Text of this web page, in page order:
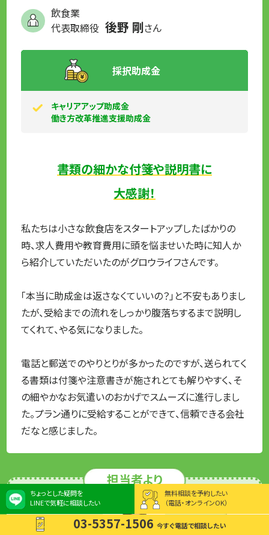
ちょっとした疑問を
LINEで気軽に相談したい
無料相談を予約したい
（電話・オンラインOK）
03-5357-1506 今すぐ電話で相談したい
飲食業
代表取締役 後野 剛さん
採択助成金
キャリアアップ助成金
働き方改革推進支援助成金
書類の細かな付箋や説明書に
大感謝！
私たちは小さな飲食店をスタートアップしたばかりの
時、求人費用や教育費用に頭を悩ませいた時に知人か
ら紹介していただいたのがグロウライフさんです。
「本当に助成金は返さなくていいの？」と不安もありまし
たが、受給までの流れをしっかり腹落ちするまで説明し
てくれて、やる気になりました。
電話と郵送でのやりとりが多かったのですが、送られてく
る書類は付箋や注意書きが施されとても解りやすく、そ
の細やかなお気遣いのおかげでスムーズに進行しまし
た。プラン通りに受給することができて、信頼できる会社
だなと感じました。
担当者より